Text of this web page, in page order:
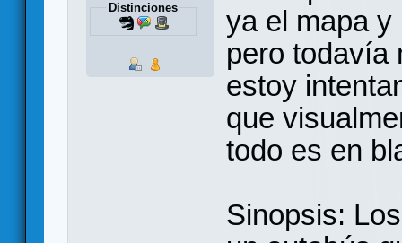
Distinciones
ya el mapa
pero todavía
estoy
que
todo es en
Sinopsis: